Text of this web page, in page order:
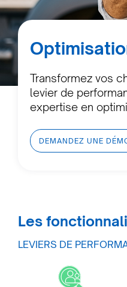
Transformez vos
levier de
expertise en
DEMANDEZ UNE
Les
LEVIERS DE